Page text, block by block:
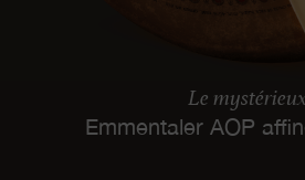
Le
Emmentaler AOP